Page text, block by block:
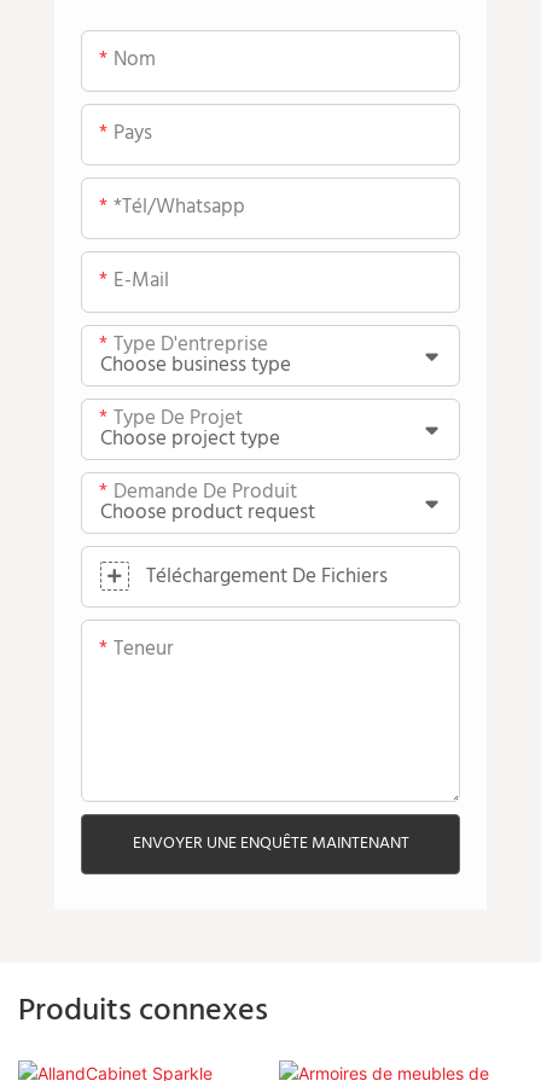
Nom
Pays
*tél/whatsapp
E-Mail
Type D'entreprise
Type De Projet
Demande De Produit
Téléchargement De Fichiers
Teneur
ENVOYER UNE ENQUÊTE MAINTENANT
Produits connexes